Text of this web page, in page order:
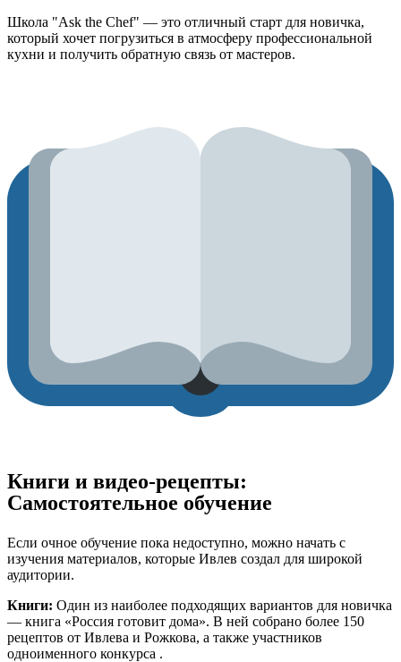
Школа "Ask the Chef" — это отличный старт для новичка,
который хочет погрузиться в атмосферу профессиональной
кухни и получить обратную связь от мастеров.
Книги и видео-рецепты:
Самостоятельное обучение
Если очное обучение пока недоступно, можно начать с
изучения материалов, которые Ивлев создал для широкой
аудитории.
Книги: Один из наиболее подходящих вариантов для новичка
— книга «Россия готовит дома». В ней собрано более 150
рецептов от Ивлева и Рожкова, а также участников
одноименного конкурса .